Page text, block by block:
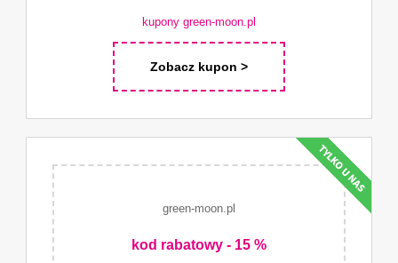
kupony green-moon.pl
Zobacz kupon >
green-moon.pl
kod rabatowy - 15 %